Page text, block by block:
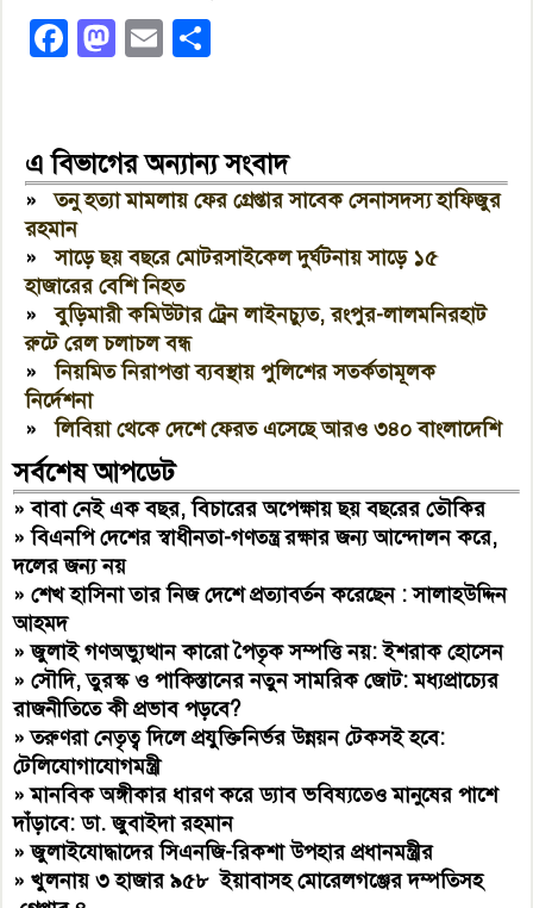
Facebook
Mastodon
Email
এ বিভাগের অন্যান্য সংবাদ
»তনু হত্যা মামলায় ফের গ্রেপ্তার সাবেক সেনাসদস্য হাফিজুর
রহমান
»সাড়ে ছয় বছরে মোটরসাইকেল দুর্ঘটনায় সাড়ে ১৫
হাজারের বেশি নিহত
»বুড়িমারী কমিউটার ট্রেন লাইনচ্যুত, রংপুর-লালমনিরহাট
রুটে রেল চলাচল বন্ধ
»নিয়মিত নিরাপত্তা ব্যবস্থায় পুলিশের সতর্কতামূলক
নির্দেশনা
»লিবিয়া থেকে দেশে ফেরত এসেছে আরও ৩৪০ বাংলাদেশি
সর্বশেষ আপডেট
»বাবা নেই এক বছর, বিচারের অপেক্ষায় ছয় বছরের তৌকির
»বিএনপি দেশের স্বাধীনতা-গণতন্ত্র রক্ষার জন্য আন্দোলন করে,
দলের জন্য নয়
»শেখ হাসিনা তার নিজ দেশে প্রত্যাবর্তন করেছেন : সালাহউদ্দিন
আহমদ
»জুলাই গণঅভ্যুত্থান কারো পৈতৃক সম্পত্তি নয়: ইশরাক হোসেন
»সৌদি, তুরস্ক ও পাকিস্তানের নতুন সামরিক জোট: মধ্যপ্রাচ্যের
রাজনীতিতে কী প্রভাব পড়বে?
»তরুণরা নেতৃত্ব দিলে প্রযুক্তিনির্ভর উন্নয়ন টেকসই হবে:
টেলিযোগাযোগমন্ত্রী
»মানবিক অঙ্গীকার ধারণ করে ড্যাব ভবিষ্যতেও মানুষের পাশে
দাঁড়াবে: ডা. জুবাইদা রহমান
»জুলাইযোদ্ধাদের সিএনজি-রিকশা উপহার প্রধানমন্ত্রীর
»খুলনায় ৩ হাজার ৯৫৮ ইয়াবাসহ মোরেলগঞ্জের দম্পতিসহ